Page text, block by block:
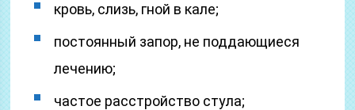
кровь, слизь, гной в кале;
постоянный запор, не поддающиеся
лечению;
частое расстройство стула;